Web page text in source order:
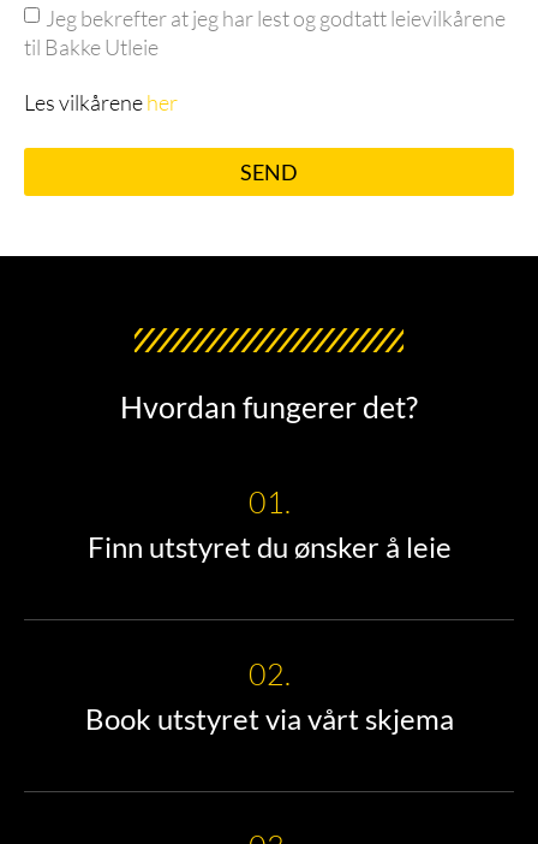
Jeg bekrefter at jeg har lest og godtatt leievilkårene
til Bakke Utleie
Les vilkåreneher
SEND
Hvordan fungerer det?
01.
Finn utstyret du ønsker å leie
02.
Book utstyret via vårt skjema